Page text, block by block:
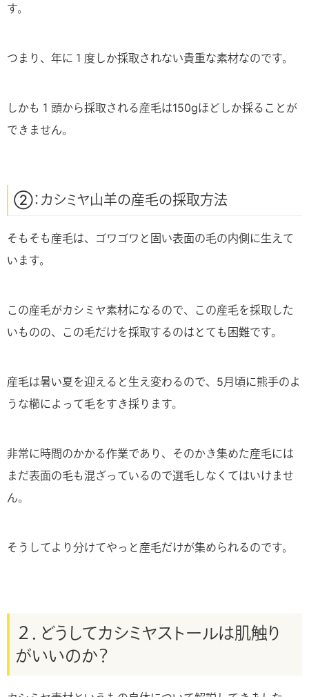
す。
つまり、年に１度しか採取されない貴重な素材なのです。
しかも１頭から採取される産毛は150gほどしか採ることが
できません。
②：カシミヤ山羊の産毛の採取方法
そもそも産毛は、ゴワゴワと固い表面の毛の内側に生えて
います。
この産毛がカシミヤ素材になるので、この産毛を採取した
いものの、この毛だけを採取するのはとても困難です。
産毛は暑い夏を迎えると生え変わるので、5月頃に熊手のよ
うな櫛によって毛をすき採ります。
非常に時間のかかる作業であり、そのかき集めた産毛には
まだ表面の毛も混ざっているので選毛しなくてはいけませ
ん。
そうしてより分けてやっと産毛だけが集められるのです。
２．どうしてカシミヤストールは肌触り
がいいのか？